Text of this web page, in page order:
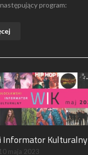
program:
Informator Kulturalny
10 maja 2023